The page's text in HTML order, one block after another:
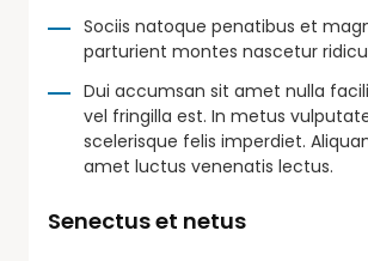
Sociis natoque penatibus et
parturient montes nascetur
Dui accumsan sit amet nulla
vel fringilla est. In metus
scelerisque felis imperdiet.
amet luctus venenatis lectus.
Senectus et netus